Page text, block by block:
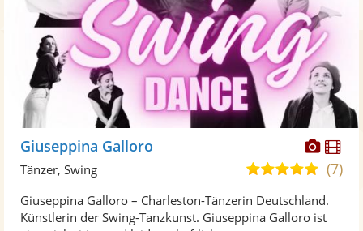
Fotos
Giuseppina Galloro
5,0
5
(7)
Tänzer, Swing
Giuseppina Galloro – Charleston-Tänzerin Deutschland.
Künstlerin der Swing-Tanzkunst. Giuseppina Galloro ist